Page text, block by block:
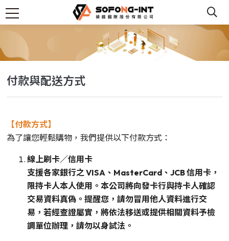
付款與配送方式
【付款方式】
為了讓您輕鬆購物，我們提供以下付款方式：
線上刷卡／信用卡
支援各家銀行之 VISA、MasterCard、JCB 信用卡，
限持卡人本人使用。本公司將向發卡行與持卡人確認
交易資料真偽。提醒您，請勿冒用他人資料進行交
易，若經查證屬實，將依法移送或提供相關資料予檢
調單位辦理，請勿以身試法。